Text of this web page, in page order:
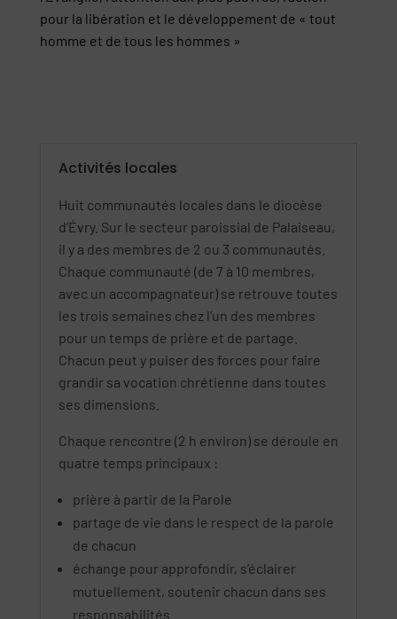
pour la libération et le développement de « tout
homme et de tous les hommes »
Activités locales
Huit communautés locales dans le diocèse
d’Évry. Sur le secteur paroissial de Palaiseau,
il y a des membres de 2 ou 3 communautés.
Chaque communauté (de 7 à 10 membres,
avec un accompagnateur) se retrouve toutes
les trois semaines chez l’un des membres
pour un temps de prière et de partage.
Chacun peut y puiser des forces pour faire
grandir sa vocation chrétienne dans toutes
ses dimensions.
Chaque rencontre (2 h environ) se déroule en
quatre temps principaux :
prière à partir de la Parole
partage de vie dans le respect de la parole
de chacun
échange pour approfondir, s’éclairer
mutuellement, soutenir chacun dans ses
responsabilités